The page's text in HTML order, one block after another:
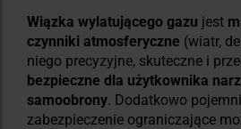
Wiązka wylatującego gazu jest
czynniki atmosferyczne (wiatr,
niego precyzyjne, skuteczne i
bezpieczne dla użytkownika
samoobrony. Dodatkowo
zabezpieczenie ograniczające